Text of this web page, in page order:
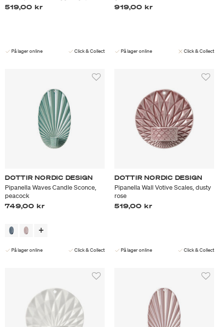
midnight
519,00 kr
På lager online Click & Collect
919,00 kr
På lager online Click & Collect
DOTTIR NORDIC DESIGN
Pipanella Waves Candle Sconce,
peacock
749,00 kr
På lager online Click & Collect
DOTTIR NORDIC DESIGN
Pipanella Wall Votive Scales, dusty
rose
519,00 kr
På lager online Click & Collect